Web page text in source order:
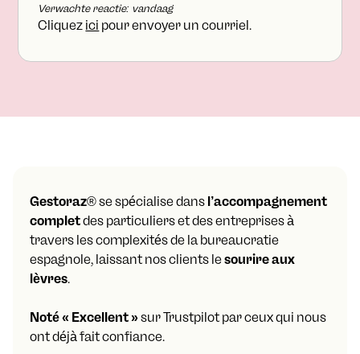
Verwachte reactie: vandaag
Cliquez ici pour envoyer un courriel.
Gestoraz® se spécialise dans l’accompagnement
completdes particuliers et des entreprises à
travers les complexités de la bureaucratie
espagnole, laissant nos clients lesourire aux
lèvres.
Noté « Excellent »sur Trustpilot par ceux qui nous
ont déjà fait confiance.